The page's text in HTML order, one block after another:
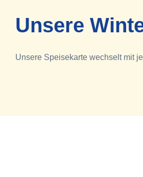
Unsere
Unsere Speisekarte wechselt mit